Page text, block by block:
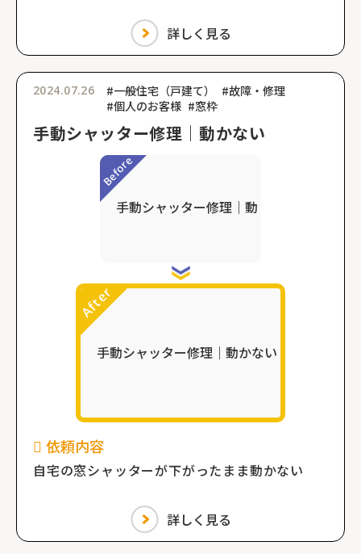
詳しく見る
2024.07.26 #一般住宅（戸建て）
#故障・修理
#個人のお客様 #窓枠
手動シャッター修理｜動かない
依頼内容
自宅の窓シャッターが下がったまま動かない
詳しく見る